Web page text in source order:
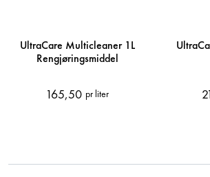
UltraCare Multicleaner 1L
Rengjøringsmiddel
165,50 pr liter